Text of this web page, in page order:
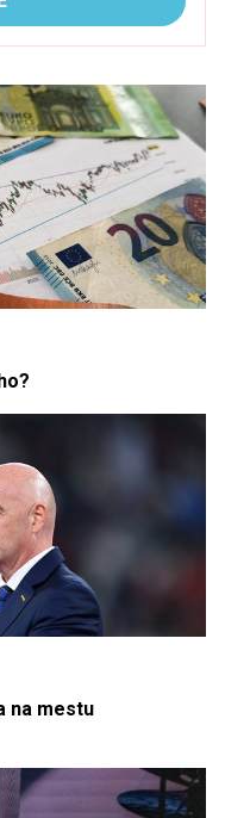
na mestu